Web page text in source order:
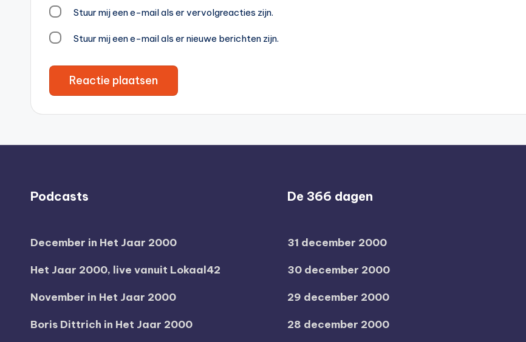
Stuur mij een e-mail als er vervolgreacties zijn.
Stuur mij een e-mail als er nieuwe berichten zijn.
Podcasts
December in Het Jaar 2000
Het Jaar 2000, live vanuit Lokaal42
November in Het Jaar 2000
Boris Dittrich in Het Jaar 2000
De 366 dagen
31 december 2000
30 december 2000
29 december 2000
28 december 2000